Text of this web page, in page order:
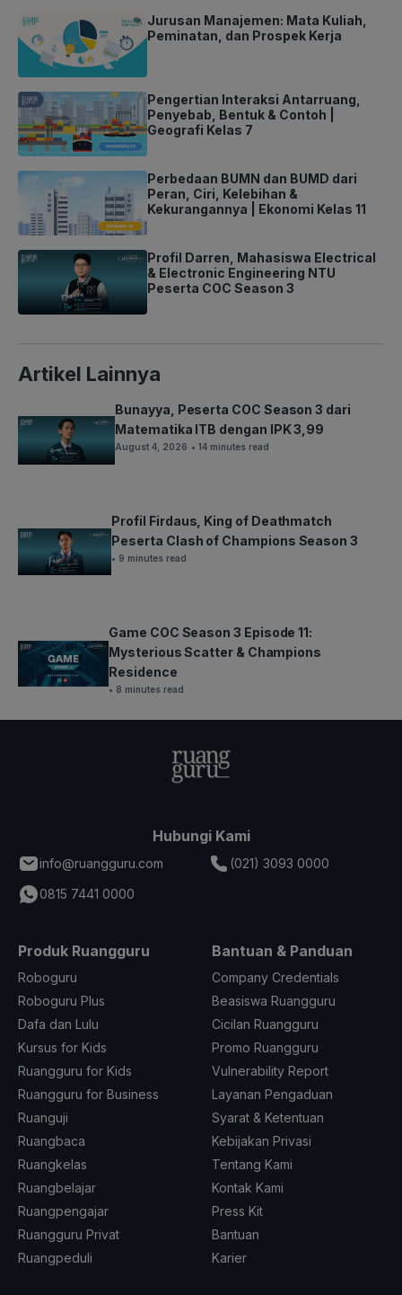
Jurusan Manajemen: Mata Kuliah,
Peminatan, dan Prospek Kerja
Pengertian Interaksi Antarruang,
Penyebab, Bentuk & Contoh |
Geografi Kelas 7
Perbedaan BUMN dan BUMD dari
Peran, Ciri, Kelebihan &
Kekurangannya | Ekonomi Kelas 11
Profil Darren, Mahasiswa Electrical
& Electronic Engineering NTU
Peserta COC Season 3
Artikel Lainnya
Bunayya, Peserta COC Season 3 dari
Matematika ITB dengan IPK 3,99
August 4, 2026 • 14 minutes read
Profil Firdaus, King of Deathmatch
Peserta Clash of Champions Season 3
• 9 minutes read
Game COC Season 3 Episode 11:
Mysterious Scatter & Champions
Residence
• 8 minutes read
Hubungi Kami
info@ruangguru.com
(021) 3093 0000
0815 7441 0000
Produk Ruangguru
Roboguru
Roboguru Plus
Dafa dan Lulu
Kursus for Kids
Ruangguru for Kids
Ruangguru for Business
Ruanguji
Ruangbaca
Ruangkelas
Ruangbelajar
Ruangpengajar
Ruangguru Privat
Ruangpeduli
Bantuan & Panduan
Company Credentials
Beasiswa Ruangguru
Cicilan Ruangguru
Promo Ruangguru
Vulnerability Report
Layanan Pengaduan
Syarat & Ketentuan
Kebijakan Privasi
Tentang Kami
Kontak Kami
Press Kit
Bantuan
Karier